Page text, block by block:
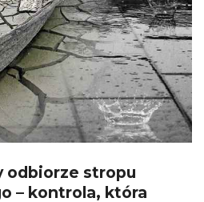
odbiorze stropu
– kontrola, która